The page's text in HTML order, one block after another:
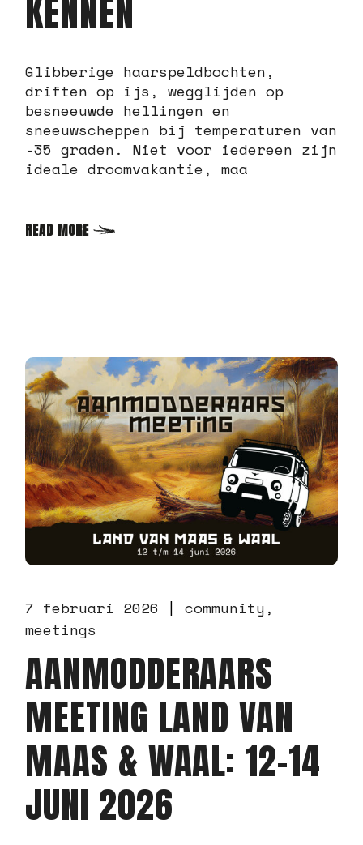
KENNEN
Glibberige haarspeldbochten,
driften op ijs, wegglijden op
besneeuwde hellingen en
sneeuwscheppen bij temperaturen van
-35 graden. Niet voor iedereen zijn
ideale droomvakantie, maa
READ MORE
7 februari 2026
community
meetings
AANMODDERAARS
MEETING LAND VAN
MAAS & WAAL: 12-14
JUNI 2026